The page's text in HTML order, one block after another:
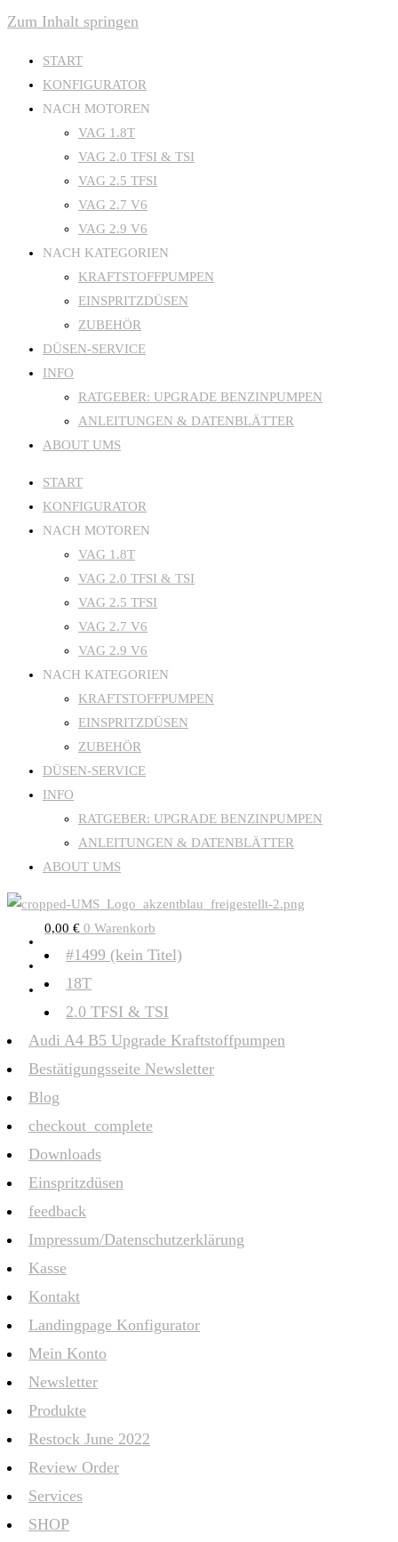
Zum Inhalt springen
START
KONFIGURATOR
NACH MOTOREN
VAG 1.8T
VAG 2.0 TFSI & TSI
VAG 2.5 TFSI
VAG 2.7 V6
VAG 2.9 V6
NACH KATEGORIEN
KRAFTSTOFFPUMPEN
EINSPRITZDÜSEN
ZUBEHÖR
DÜSEN-SERVICE
INFO
RATGEBER: UPGRADE BENZINPUMPEN
ANLEITUNGEN & DATENBLÄTTER
ABOUT UMS
START
KONFIGURATOR
NACH MOTOREN
VAG 1.8T
VAG 2.0 TFSI & TSI
VAG 2.5 TFSI
VAG 2.7 V6
VAG 2.9 V6
NACH KATEGORIEN
KRAFTSTOFFPUMPEN
EINSPRITZDÜSEN
ZUBEHÖR
DÜSEN-SERVICE
INFO
RATGEBER: UPGRADE BENZINPUMPEN
ANLEITUNGEN & DATENBLÄTTER
ABOUT UMS
0,00 € 0 Warenkorb
#1499 (kein Titel)
18T
2.0 TFSI & TSI
Audi A4 B5 Upgrade Kraftstoffpumpen
Bestätigungsseite Newsletter
Blog
checkout_complete
Downloads
Einspritzdüsen
feedback
Impressum/Datenschutzerklärung
Kasse
Kontakt
Landingpage Konfigurator
Mein Konto
Newsletter
Produkte
Restock June 2022
Review Order
Services
SHOP